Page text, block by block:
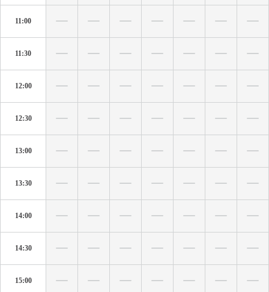
11:00
11:30
12:00
12:30
13:00
13:30
14:00
14:30
15:00